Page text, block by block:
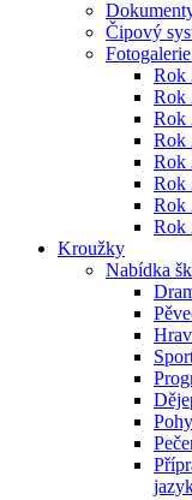
Čipový
Rok
Rok
Rok
Rok
Rok
Rok
Rok
Rok
Kroužky
Nabídka